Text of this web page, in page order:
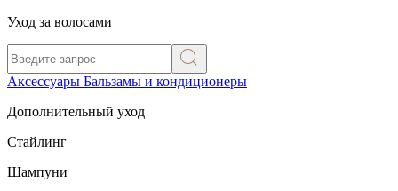
Уход за волосами
Аксессуары Бальзамы и кондиционеры
Дополнительный уход
Стайлинг
Шампуни